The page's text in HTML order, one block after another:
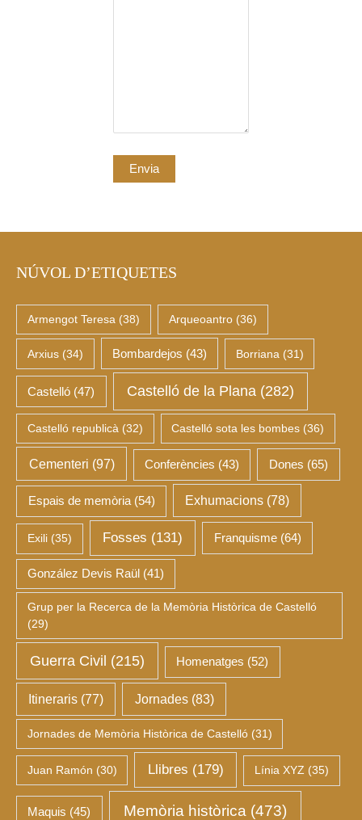
NÚVOL D’ETIQUETES
Armengot Teresa (38) Arqueoantro(36)
Arxius(34) Bombardejos (43) Borriana (31)
Castelló (47) Castelló de la Plana (282)
Castelló republicà (32) Castelló sota les bombes (36)
Cementeri (97) Conferències (43) Dones (65)
Espais de memòria(54) Exhumacions (78)
Exili(35) Fosses (131) Franquisme(64)
González Devis Raül (41)
Grup per la Recerca de la Memòria Històrica de Castelló
(29)
Guerra Civil (215) Homenatges (52)
Itineraris (77) Jornades(83)
Jornades de Memòria Històrica de Castelló(31)
Juan Ramón (30) Llibres (179) Línia XYZ (35)
Maquis (45) Memòria històrica (473)